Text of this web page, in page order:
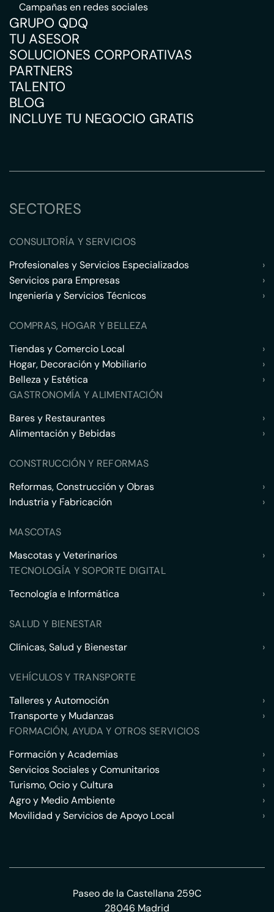
Campañas en redes sociales
GRUPO QDQ
TU ASESOR
SOLUCIONES CORPORATIVAS
PARTNERS
TALENTO
BLOG
INCLUYE TU NEGOCIO GRATIS
SECTORES
CONSULTORÍA Y SERVICIOS
Profesionales y Servicios Especializados
›
Servicios para Empresas
›
Ingeniería y Servicios Técnicos
›
COMPRAS, HOGAR Y BELLEZA
Tiendas y Comercio Local
›
Hogar, Decoración y Mobiliario
›
Belleza y Estética
›
GASTRONOMÍA Y ALIMENTACIÓN
Bares y Restaurantes
›
Alimentación y Bebidas
›
CONSTRUCCIÓN Y REFORMAS
Reformas, Construcción y Obras
›
Industria y Fabricación
›
MASCOTAS
Mascotas y Veterinarios
›
TECNOLOGÍA Y SOPORTE DIGITAL
Tecnología e Informática
›
SALUD Y BIENESTAR
Clínicas, Salud y Bienestar
›
VEHÍCULOS Y TRANSPORTE
Talleres y Automoción
›
Transporte y Mudanzas
›
FORMACIÓN, AYUDA Y OTROS SERVICIOS
Formación y Academias
›
Servicios Sociales y Comunitarios
›
Turismo, Ocio y Cultura
›
Agro y Medio Ambiente
›
Movilidad y Servicios de Apoyo Local
›
Paseo de la Castellana 259C
28046 Madrid